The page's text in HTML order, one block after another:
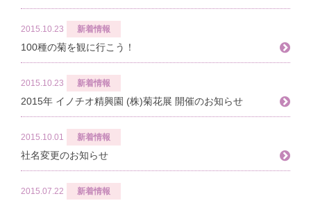
2015.10.23 新着情報
100種の菊を観に行こう！
2015.10.23 新着情報
2015年 イノチオ精興園 (株)菊花展 開催のお知らせ
2015.10.01 新着情報
社名変更のお知らせ
2015.07.22 新着情報